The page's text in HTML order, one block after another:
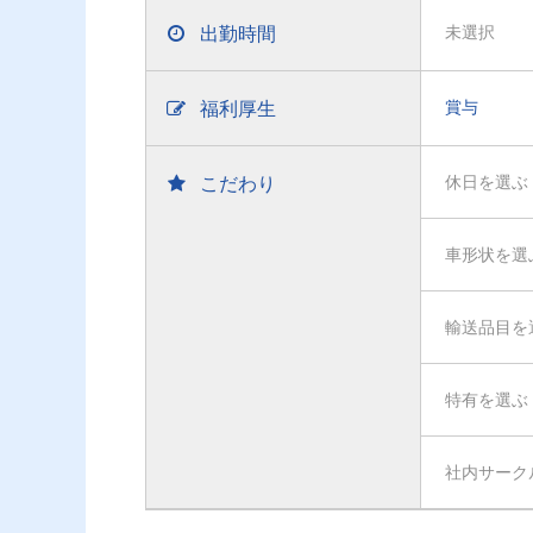
出勤時間 未選択
福利厚生 賞与
こだわり 休日を選ぶ
車形状を選
輸送品目を
特有を選ぶ
社内サーク